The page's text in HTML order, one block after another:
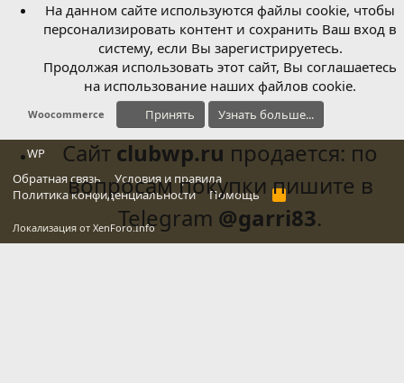
Woocommerce
WP
Обратная связь
Условия и правила
Политика конфиденциальности
Помощь
R
S
Локализация от XenForo.Info
На данном сайте используются файлы cookie, чтобы
персонализировать контент и сохранить Ваш вход в
систему, если Вы зарегистрируетесь.
Продолжая использовать этот сайт, Вы соглашаетесь
на использование наших файлов cookie.
Принять Узнать больше...
Сайт clubwp.ru продается: по
вопросам покупки пишите в
Telegram @garri83.